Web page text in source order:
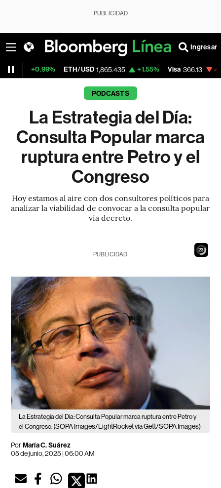
PUBLICIDAD
Ingresar
ETH/USD 1,865.435 +1.55% Visa 366.13 -0.04%
PODCASTS
La Estrategia del Día:
Consulta Popular marca
ruptura entre Petro y el
Congreso
Hoy estamos al aire con dos consultores políticos para
analizar la viabilidad de convocar a la consulta popular
vía decreto.
22
PUBLICIDAD
La Estrategia del Día: Consulta Popular marca ruptura entre Petro y
el Congreso. (SOPA Images/LightRocket via Gett/SOPA Images)
PorMaría C. Suárez
05 de junio, 2025 | 06:00 AM